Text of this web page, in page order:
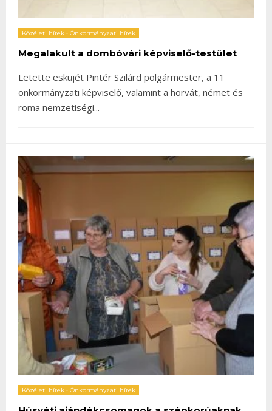
Közéleti hírek • Önkormányzati hírek
Megalakult a dombóvári képviselő-testület
Letette esküjét Pintér Szilárd polgármester, a 11
önkormányzati képviselő, valamint a horvát, német és
roma nemzetiségi...
Közéleti hírek • Önkormányzati hírek